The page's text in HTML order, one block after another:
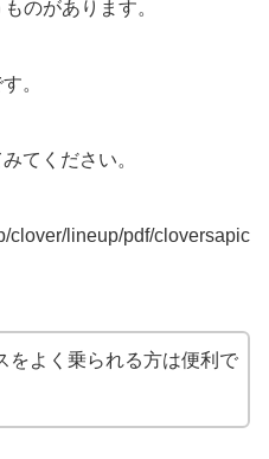
のがあります。
。
てください。
clover/lineup/pdf/cloversapic
をよく乗られる方は便利で